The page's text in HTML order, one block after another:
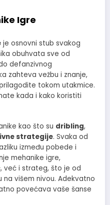
Igre
je osnovni stub svakog
obuhvata sve od
defanzivnog
zahteva vežbu i znanje,
tokom utakmice.
kada i kako koristiti
kao što su dribling,
strategije. Svaka od
između pobede i
mehanike igre,
već i strateg, što je od
višem nivou. Adekvatno
povećava vaše šanse